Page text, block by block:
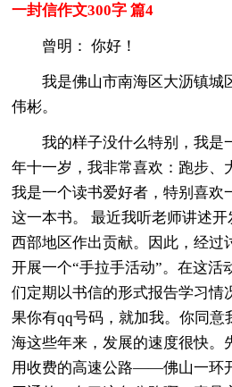
一封信作文300字 篇4
曾明： 你好！
我是佛山市南海区大沥镇城
伟彬。
我的样子没什么特别，我是
年十一岁，我非常喜欢：跑步、
我是一个读书爱好者，特别喜欢
这一本书。 最近我听老师讲述
西部地区作出贡献。因此，经过
开展一个“手拉手活动”。在这活
们定期以书信的形式报告学习情
果你有qq号码，就加我。你同意
海这些年来，发展的速度很快。
用收费的高速公路——佛山一环